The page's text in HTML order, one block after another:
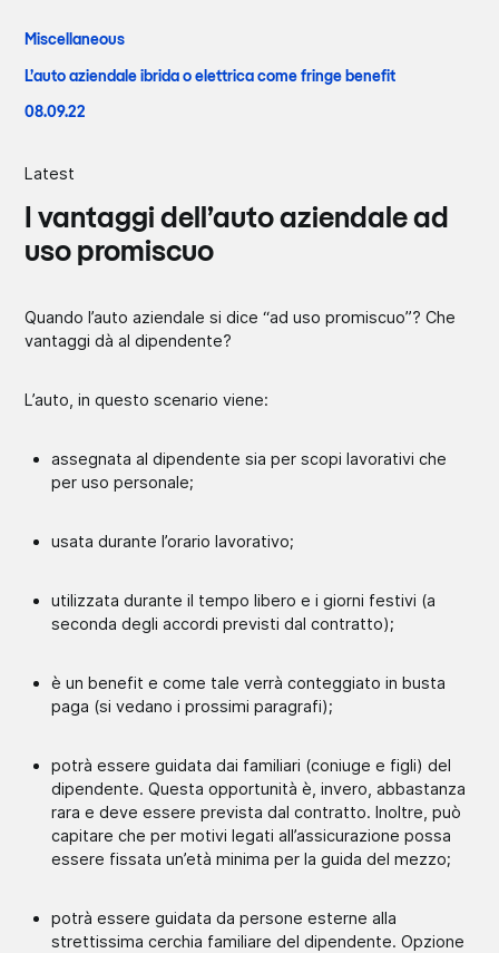
Miscellaneous
L’auto aziendale ibrida o elettrica come fringe benefit
08.09.22
Latest
I vantaggi dell’auto aziendale ad
uso promiscuo
Quando l’auto aziendale si dice “ad uso promiscuo”? Che
vantaggi dà al dipendente?
L’auto, in questo scenario viene:
assegnata al dipendente sia per scopi lavorativi che
per uso personale;
usata durante l’orario lavorativo;
utilizzata durante il tempo libero e i giorni festivi (a
seconda degli accordi previsti dal contratto);
è un benefit e come tale verrà conteggiato in busta
paga (si vedano i prossimi paragrafi);
potrà essere guidata dai familiari (coniuge e figli) del
dipendente. Questa opportunità è, invero, abbastanza
rara e deve essere prevista dal contratto. Inoltre, può
capitare che per motivi legati all’assicurazione possa
essere fissata un’età minima per la guida del mezzo;
potrà essere guidata da persone esterne alla
strettissima cerchia familiare del dipendente. Opzione